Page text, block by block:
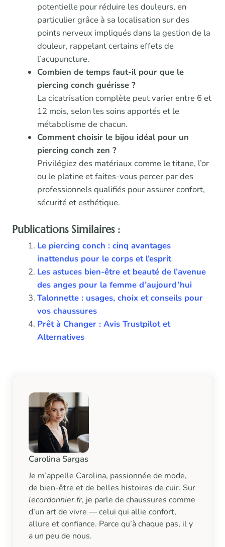
potentielle pour réduire les douleurs, en
particulier grâce à sa localisation sur des
points nerveux impliqués dans la gestion de la
douleur, rappelant certains effets de
l’acupuncture.
Combien de temps faut-il pour que le
piercing conch guérisse ?
La cicatrisation complète peut varier entre 6 et
12 mois, selon les soins apportés et le
métabolisme de chacun.
Comment choisir le bijou idéal pour un
piercing conch zen ?
Privilégiez des matériaux comme le titane, l’or
ou le platine et faites-vous percer par des
professionnels qualifiés pour assurer confort,
sécurité et esthétique.
Publications Similaires :
Le piercing conch : cinq avantages
inattendus pour le corps et l’esprit
Les astuces bien-être et beauté de l’avenue
des anges pour la femme d’aujourd’hui
Talonnette : usages, choix et conseils pour
vos chaussures
Prêt à Changer : Avis Trustpilot et
Alternatives
Carolina Sargas
Je m’appelle Carolina, passionnée de mode,
de bien-être et de belles histoires de cuir. Sur
lecordonnier.fr, je parle de chaussures comme
d’un art de vivre — celui qui allie confort,
allure et confiance. Parce qu’à chaque pas, il y
a un peu de nous.